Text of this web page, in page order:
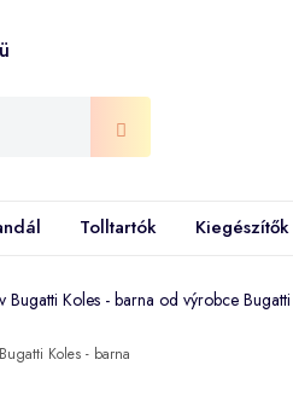
Tolltartók Kiegészítők
Bugatti Koles - barna od výrobce Bugatti